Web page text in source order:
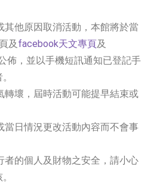
其他原因取消活動，本館將於當
及 facebook天文專頁及
佈，並以手機短訊通知已登記手
轉壞，屆時活動可能提早結束或
當日情況更改活動內容而不會事
者的個人及財物之安全，請小心